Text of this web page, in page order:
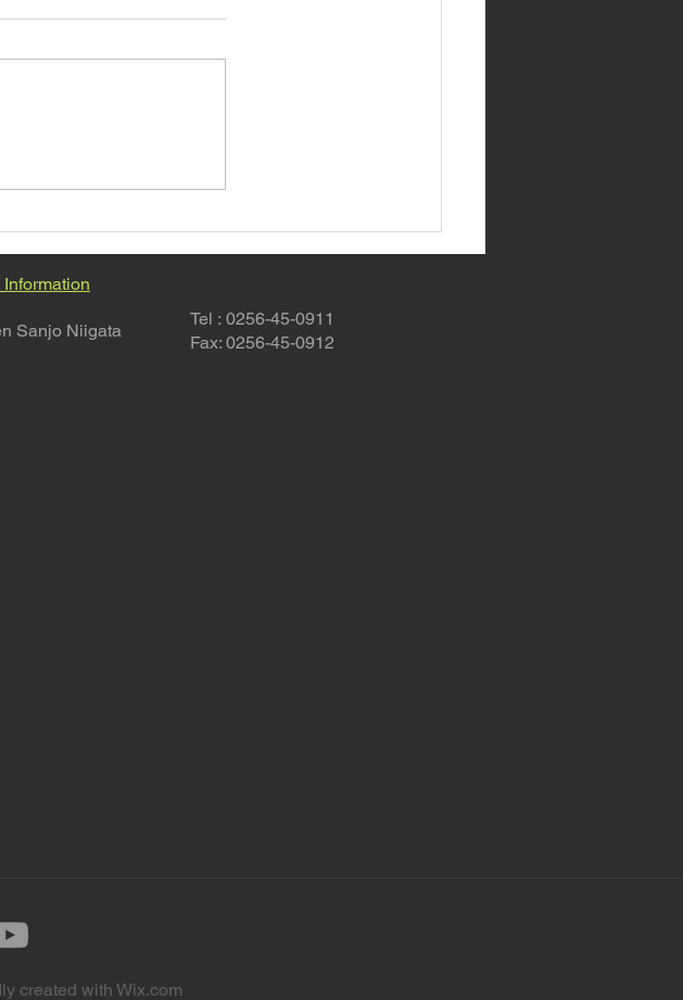
Sanjo Niigata
Tel : 0256-45-0911
Fax: 0256-45-0912
created with Wix.com